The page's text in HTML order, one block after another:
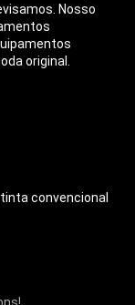
Nosso
original.
convencional